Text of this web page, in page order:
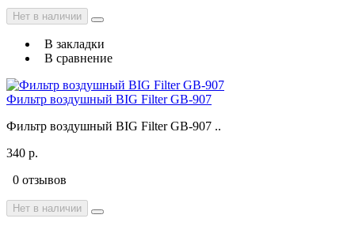
Нет в наличии
В закладки
В сравнение
Фильтр воздушный BIG Filter GB-907
Фильтр воздушный BIG Filter GB-907 ..
340 р.
0 отзывов
Нет в наличии